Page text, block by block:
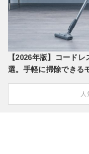
【2026年版】コード
選。手軽に掃除できる
人